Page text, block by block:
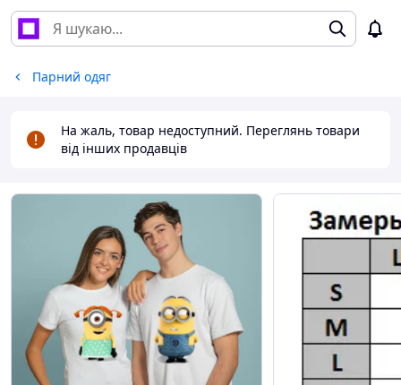
Парний одяг
На жаль, товар недоступний. Переглянь товари
від інших продавців